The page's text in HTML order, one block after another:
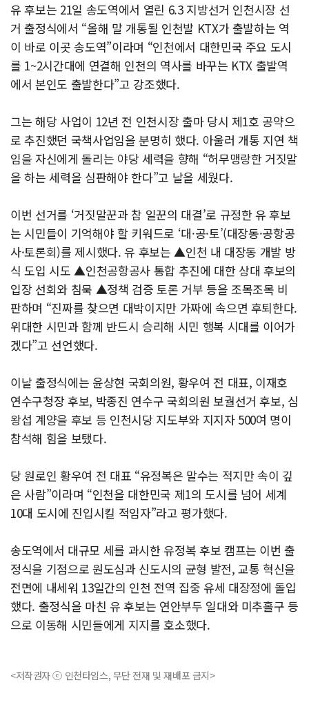
유 후보는 21일 송도역에서 열린 6.3 지방선거 인천시장 선
거 출정식에서 “올해 말 개통될 인천발 KTX가 출발하는 역
이 바로 이곳 송도역”이라며 “인천에서 대한민국 주요 도시
를 1~2시간대에 연결해 인천의 역사를 바꾸는 KTX 출발역
에서 본인도 출발한다”고 강조했다.
그는 해당 사업이 12년 전 인천시장 출마 당시 제1호 공약으
로 추진했던 국책사업임을 분명히 했다. 아울러 개통 지연 책
임을 자신에게 돌리는 야당 세력을 향해 “허무맹랑한 거짓말
을 하는 세력을 심판해야 한다”고 날을 세웠다.
이번 선거를 ‘거짓말꾼과 참 일꾼의 대결’로 규정한 유 후보
는 시민들이 기억해야 할 키워드로 ‘대·공·토’(대장동·공항공
사·토론회)를 제시했다. 유 후보는 ▲인천 내 대장동 개발 방
식 도입 시도 ▲인천공항공사 통합 추진에 대한 상대 후보의
입장 선회와 침묵 ▲정책 검증 토론 거부 등을 조목조목 비
판하며 “진짜를 찾으면 대박이지만 가짜에 속으면 후퇴한다.
위대한 시민과 함께 반드시 승리해 시민 행복 시대를 이어가
겠다”고 선언했다.
이날 출정식에는 윤상현 국회의원, 황우여 전 대표, 이재호
연수구청장 후보, 박종진 연수구 국회의원 보궐선거 후보, 심
왕섭 계양을 후보 등 인천시당 지도부와 지지자 500여 명이
참석해 힘을 보탰다.
당 원로인 황우여 전 대표 “유정복은 말수는 적지만 속이 깊
은 사람”이라며 “인천을 대한민국 제1의 도시를 넘어 세계
10대 도시에 진입시킬 적임자”라고 평가했다.
송도역에서 대규모 세를 과시한 유정복 후보 캠프는 이번 출
정식을 기점으로 원도심과 신도시의 균형 발전, 교통 혁신을
전면에 내세워 13일간의 인천 전역 집중 유세 대장정에 돌입
했다. 출정식을 마친 유 후보는 연안부두 일대와 미추홀구 등
으로 이동해 시민들에게 지지를 호소했다.
<저작권자 ⓒ 인천타임스, 무단 전재 및 재배포 금지>